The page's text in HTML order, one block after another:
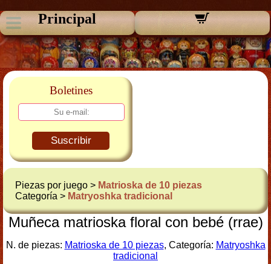
Principal
Boletines
Suscribir
Piezas por juego > Matrioska de 10 piezas
Categoría > Matryoshka tradicional
Muñeca matrioska floral con bebé (rrae)
N. de piezas: Matrioska de 10 piezas, Categoría: Matryoshka
tradicional